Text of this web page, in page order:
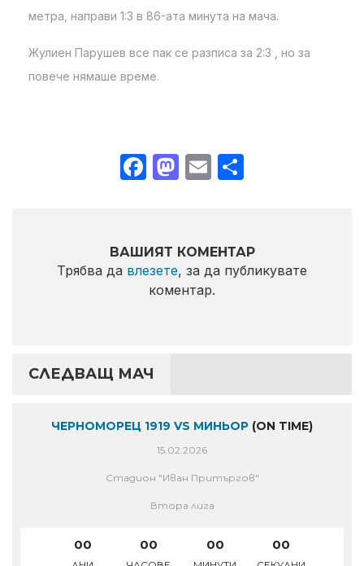
метра, направи 1:3 в 86-ата минута на мача.
Жулиен Парушев все пак се разписа за 2:3 , но за
повече нямаше време.
Facebook
Mastodon
Email
ВАШИЯТ КОМЕНТАР
Трябва да влезете, за да публикувате
коментар.
СЛЕДВАЩ МАЧ
ЧЕРНОМОРЕЦ 1919 VS МИНЬОР (ON TIME)
15.02.2026
Стадион "Иван Притъргов"
Втора лига
00 00 00 00